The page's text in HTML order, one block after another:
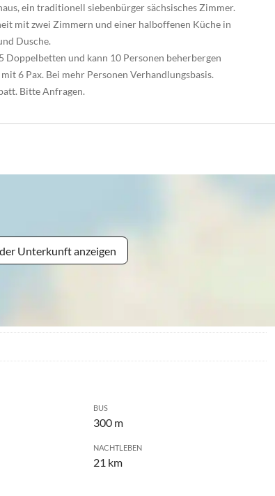
ein traditionell siebenbürger sächsisches Zimmer.
mit zwei Zimmern und einer halboffenen Küche in
Dusche.
Doppelbetten und kann 10 Personen beherbergen
6 Pax. Bei mehr Personen Verhandlungsbasis.
Bitte Anfragen.
Unterkunft anzeigen
BUS
300 m
NACHTLEBEN
21 km